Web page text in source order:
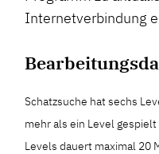
Internetverbindung
Schatzsuche hat sechs
mehr als ein Level
Levels dauert maximal 20